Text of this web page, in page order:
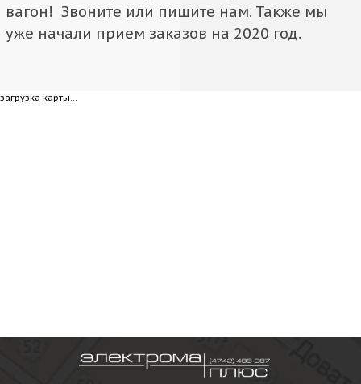
вагон! Звоните или пишите нам. Также мы
уже начали прием заказов на 2020 год.
загрузка карты...